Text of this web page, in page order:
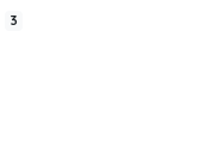
3